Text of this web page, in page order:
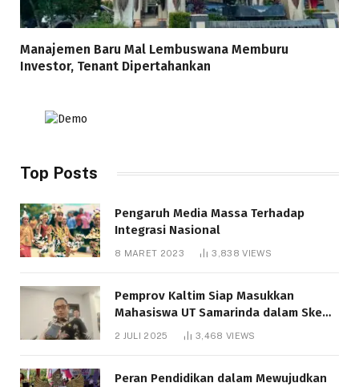
Manajemen Baru Mal Lembuswana Memburu
Investor, Tenant Dipertahankan
Top Posts
Pengaruh Media Massa Terhadap
Integrasi Nasional
8 MARET 2023 3,838VIEWS
Pemprov Kaltim Siap Masukkan
Mahasiswa UT Samarinda dalam Skema
Bantuan Pendidikan Gratispol
2 JULI 2025 3,468 VIEWS
Peran Pendidikan dalam Mewujudkan